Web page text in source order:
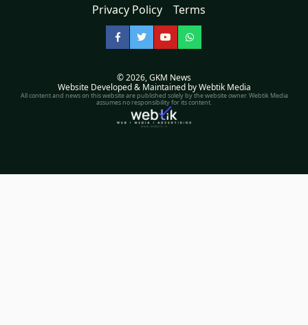
Privacy Policy Terms
Facebook
TwitterYouTubeWhatsApp
© 2026,GKM News
Website Developed & Maintained by Webtik Media
All content and news on this website are published solely by the website owner. Webtik Media
assumes no responsibility for its content.